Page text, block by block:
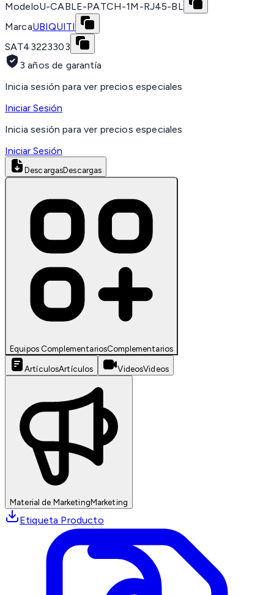
ModeloU-CABLE-PATCH-1M-RJ45-BL
MarcaUBIQUITI
SAT43223303
3 años de garantía
Inicia sesión para ver precios especiales
Iniciar Sesión
Inicia sesión para ver precios especiales
Iniciar Sesión
DescargasDescargas
Equipos ComplementariosComplementarios
ArtículosArtículos VideosVideos
Material de MarketingMarketing
Etiqueta Producto